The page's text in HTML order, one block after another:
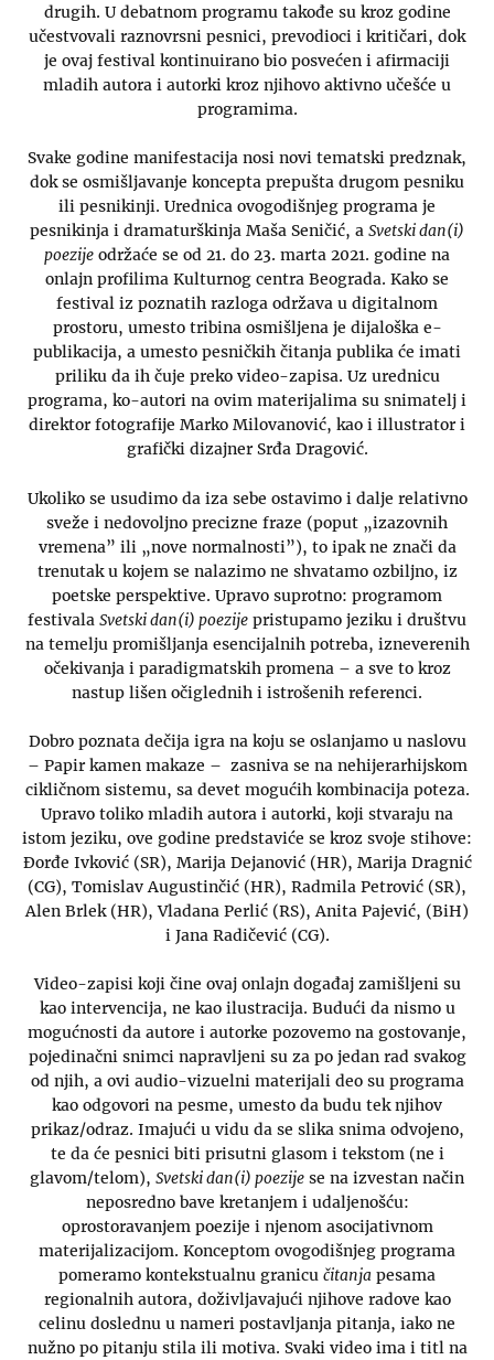
drugih. U debatnom programu takođe su kroz godine
učestvovali raznovrsni pesnici, prevodioci i kritičari, dok
je ovaj festival kontinuirano bio posvećen i afirmaciji
mladih autora i autorki kroz njihovo aktivno učešće u
programima.
Svake godine manifestacija nosi novi tematski predznak,
dok se osmišljavanje koncepta prepušta drugom pesniku
ili pesnikinji. Urednica ovogodišnjeg programa je
pesnikinja i dramaturškinja Maša Seničić, a Svetski dan(i)
poezije održaće se od 21. do 23. marta 2021. godine na
onlajn profilima Kulturnog centra Beograda. Kako se
festival iz poznatih razloga održava u digitalnom
prostoru, umesto tribina osmišljena je dijaloška e-
publikacija, a umesto pesničkih čitanja publika će imati
priliku da ih čuje preko video-zapisa. Uz urednicu
programa, ko-autori na ovim materijalima su snimatelj i
direktor fotografije Marko Milovanović, kao i illustrator i
grafički dizajner Srđa Dragović.
Ukoliko se usudimo da iza sebe ostavimo i dalje relativno
sveže i nedovoljno precizne fraze (poput „izazovnih
vremena” ili „nove normalnosti”), to ipak ne znači da
trenutak u kojem se nalazimo ne shvatamo ozbiljno, iz
poetske perspektive. Upravo suprotno: programom
festivala Svetski dan(i) poezije pristupamo jeziku i društvu
na temelju promišljanja esencijalnih potreba, izneverenih
očekivanja i paradigmatskih promena – a sve to kroz
nastup lišen očiglednih i istrošenih referenci.
Dobro poznata dečija igra na koju se oslanjamo u naslovu
– Papir kamen makaze – zasniva se na nehijerarhijskom
cikličnom sistemu, sa devet mogućih kombinacija poteza.
Upravo toliko mladih autora i autorki, koji stvaraju na
istom jeziku, ove godine predstaviće se kroz svoje stihove:
Đorđe Ivković (SR), Marija Dejanović (HR), Marija Dragnić
(CG), Tomislav Augustinčić (HR), Radmila Petrović (SR),
Alen Brlek (HR), Vladana Perlić (RS), Anita Pajević, (BiH)
i Jana Radičević (CG).
Video-zapisi koji čine ovaj onlajn događaj zamišljeni su
kao intervencija, ne kao ilustracija. Budući da nismo u
mogućnosti da autore i autorke pozovemo na gostovanje,
pojedinačni snimci napravljeni su za po jedan rad svakog
od njih, a ovi audio-vizuelni materijali deo su programa
kao odgovori na pesme, umesto da budu tek njihov
prikaz/odraz. Imajući u vidu da se slika snima odvojeno,
te da će pesnici biti prisutni glasom i tekstom (ne i
glavom/telom), Svetski dan(i) poezije se na izvestan način
neposredno bave kretanjem i udaljenošću:
oprostoravanjem poezije i njenom asocijativnom
materijalizacijom. Konceptom ovogodišnjeg programa
pomeramo kontekstualnu granicu čitanja pesama
regionalnih autora, doživljavajući njihove radove kao
celinu doslednu u nameri postavljanja pitanja, iako ne
nužno po pitanju stila ili motiva. Svaki video ima i titl na